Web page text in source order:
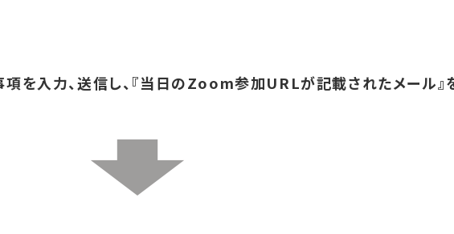
を入力、送信し、『当日のZoom参加URLが記載されたメール』